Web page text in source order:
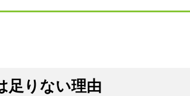
足りない理由